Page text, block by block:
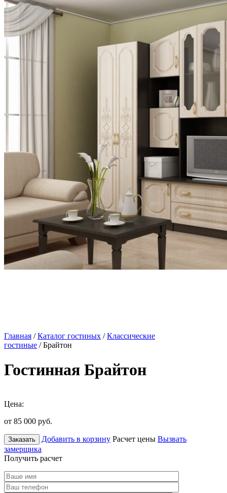
Главная /Каталог гостиных /Классические
гостиные / Брайтон
Гостинная Брайтон
Цена:
от 85 000 руб.
Заказать Добавить в корзину Расчет цены Вызвать
замерщика
Получить расчет